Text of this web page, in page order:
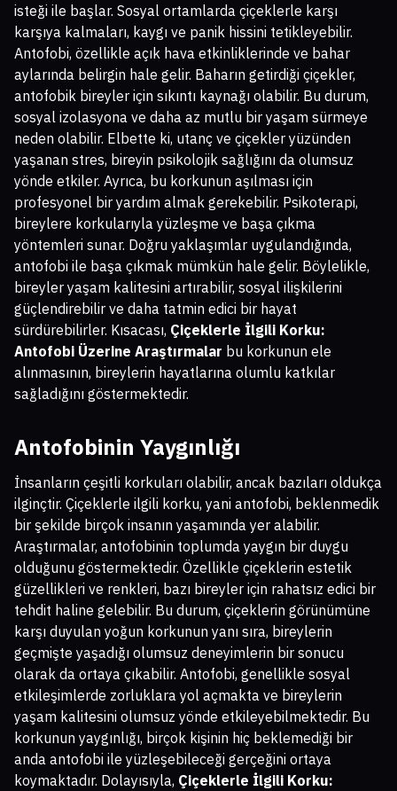
isteği ile başlar. Sosyal ortamlarda çiçeklerle karşı
karşıya kalmaları, kaygı ve panik hissini tetikleyebilir.
Antofobi, özellikle açık hava etkinliklerinde ve bahar
aylarında belirgin hale gelir. Baharın getirdiği çiçekler,
antofobik bireyler için sıkıntı kaynağı olabilir. Bu durum,
sosyal izolasyona ve daha az mutlu bir yaşam sürmeye
neden olabilir. Elbette ki, utanç ve çiçekler yüzünden
yaşanan stres, bireyin psikolojik sağlığını da olumsuz
yönde etkiler. Ayrıca, bu korkunun aşılması için
profesyonel bir yardım almak gerekebilir. Psikoterapi,
bireylere korkularıyla yüzleşme ve başa çıkma
yöntemleri sunar. Doğru yaklaşımlar uygulandığında,
antofobi ile başa çıkmak mümkün hale gelir. Böylelikle,
bireyler yaşam kalitesini artırabilir, sosyal ilişkilerini
güçlendirebilir ve daha tatmin edici bir hayat
sürdürebilirler. Kısacası, Çiçeklerle İlgili Korku:
Antofobi Üzerine Araştırmalar bu korkunun ele
alınmasının, bireylerin hayatlarına olumlu katkılar
sağladığını göstermektedir.
Antofobinin Yaygınlığı
İnsanların çeşitli korkuları olabilir, ancak bazıları oldukça
ilginçtir. Çiçeklerle ilgili korku, yani antofobi, beklenmedik
bir şekilde birçok insanın yaşamında yer alabilir.
Araştırmalar, antofobinin toplumda yaygın bir duygu
olduğunu göstermektedir. Özellikle çiçeklerin estetik
güzellikleri ve renkleri, bazı bireyler için rahatsız edici bir
tehdit haline gelebilir. Bu durum, çiçeklerin görünümüne
karşı duyulan yoğun korkunun yanı sıra, bireylerin
geçmişte yaşadığı olumsuz deneyimlerin bir sonucu
olarak da ortaya çıkabilir. Antofobi, genellikle sosyal
etkileşimlerde zorluklara yol açmakta ve bireylerin
yaşam kalitesini olumsuz yönde etkileyebilmektedir. Bu
korkunun yaygınlığı, birçok kişinin hiç beklemediği bir
anda antofobi ile yüzleşebileceği gerçeğini ortaya
koymaktadır. Dolayısıyla, Çiçeklerle İlgili Korku: